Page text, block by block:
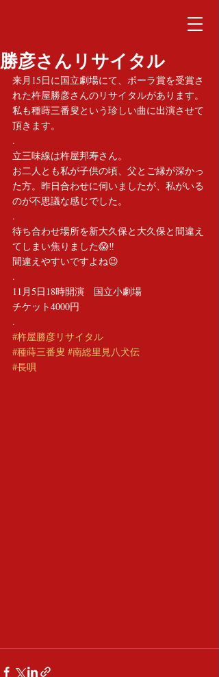
勝彦さんリサイタル
来月15日に国立劇場にて、ポーラ賞を受賞さ
れた杵屋勝彦さんのリサイタルがあります。
私も種蒔三番叟という珍しい曲に出演させて
頂きます。
.
立三味線は杵屋邦寿さん。
お二人とも私が子供の頃、父とご縁が深かっ
た方。昨日合わせに伺いましたが、私がいる
のが不思議な感じでした。
.
待ち合わせ場所を新大久保と大久保と間違え
てしまい焦りました😱‼️
間違えやすいですよね😉
.
11月5日18時開演　国立小劇場
チケット4000円
.
#杵屋勝彦リサイタル
#種蒔三番叟 #南総里見八犬伝
#長唄